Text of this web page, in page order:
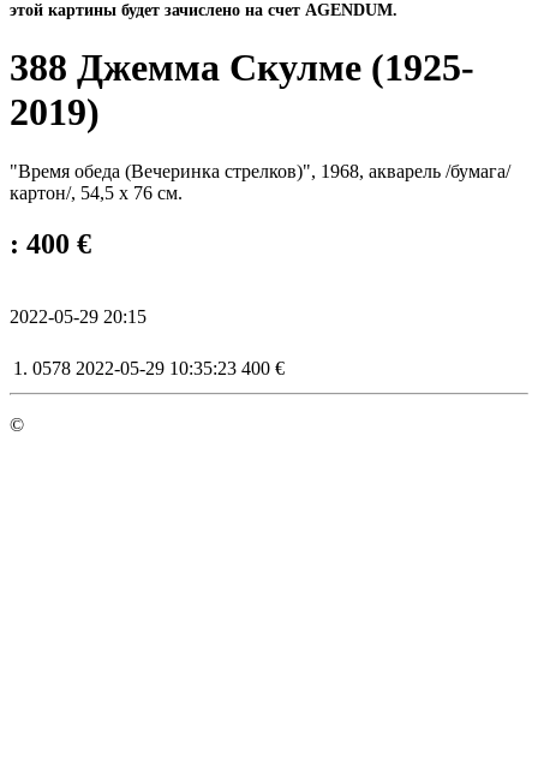
этой картины будет зачислено на счет AGENDUM.
388 Джемма Скулме (1925-
2019)
"Время обеда (Вечеринка стрелков)", 1968, акварель /бумага/
картон/, 54,5 х 76 см.
: 400 €
2022-05-29 20:15
1. 0578 2022-05-29 10:35:23 400 €
©